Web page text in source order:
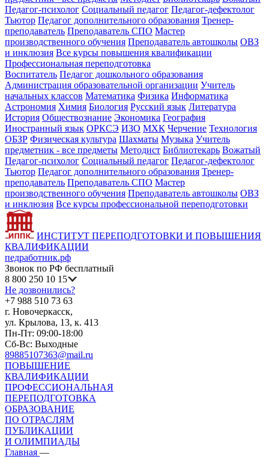
Педагог-психолог Социальный педагог Педагог-дефектолог
Тьютор Педагог дополнительного образования Тренер-
преподаватель Преподаватель СПО Мастер
производственного обучения Преподаватель автошколы ОВЗ
и инклюзия Все курсы повышения квалификации
Профессиональная переподготовка
Воспитатель Педагог дошкольного образования
Администрация образовательной организации Учитель
начальных классов Математика Физика Информатика
Астрономия Химия Биология Русский язык Литература
История Обществознание Экономика География
Иностранный язык ОРКСЭ ИЗО МХК Черчение Технология
ОБЗР Физическая культура Шахматы Музыка Учитель
предметник - все предметы Методист Библиотекарь Вожатый
Педагог-психолог Социальный педагог Педагог-дефектолог
Тьютор Педагог дополнительного образования Тренер-
преподаватель Преподаватель СПО Мастер
производственного обучения Преподаватель автошколы ОВЗ
и инклюзия Все курсы профессиональной переподготовки
ИНСТИТУТ ПЕРЕПОДГОТОВКИ И ПОВЫШЕНИЯ
КВАЛИФИКАЦИИ
педработник.рф
Звонок по РФ бесплатный
8 800 250 10 15
Не дозвонились?
+7 988 510 73 63
г. Новочеркасск,
ул. Крылова, 13, к. 413
Пн-Пт: 09:00-18:00
Сб-Вс: Выходные
89885107363@mail.ru
ПОВЫШЕНИЕ
КВАЛИФИКАЦИИ
ПРОФЕССИОНАЛЬНАЯ
ПЕРЕПОДГОТОВКА
ОБРАЗОВАНИЕ
ПО ОТРАСЛЯМ
ПУБЛИКАЦИИ
И ОЛИМПИАДЫ
Главная —